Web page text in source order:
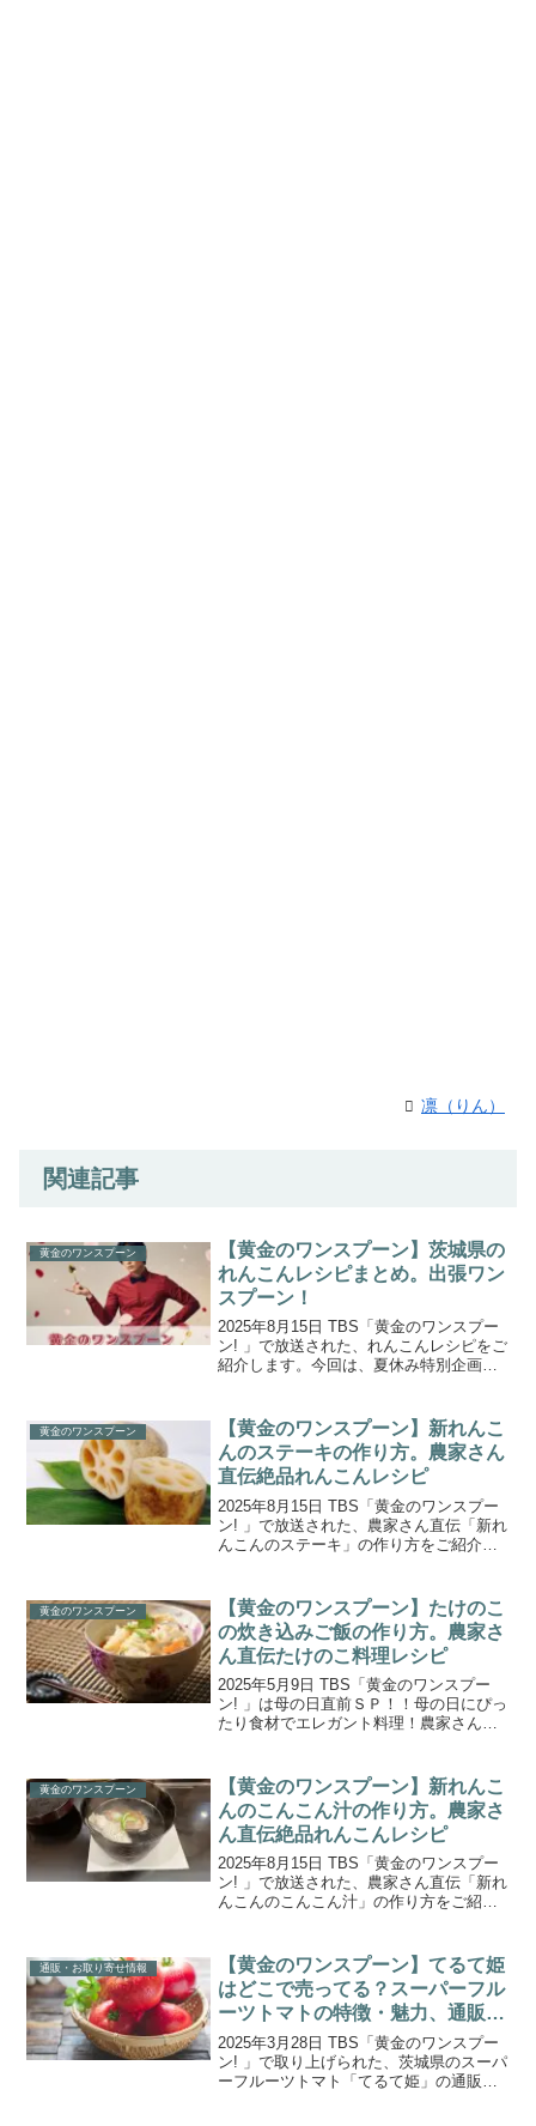
凛（りん）
関連記事
黄金のワンスプーン
【黄金のワンスプーン】茨城県の
れんこんレシピまとめ。出張ワン
スプーン！
2025年8月15日 TBS「黄金のワンスプー
ン! 」で放送された、れんこんレシピをご
紹介します。今回は、夏休み特別企画
トの長野博さん、ファーストサマーウイ
カさんと茨...
黄金のワンスプーン
【黄金のワンスプーン】新れんこ
んのステーキの作り方。農家さん
直伝絶品れんこんレシピ
2025年8月15日 TBS「黄金のワンスプー
ン! 」で放送された、農家さん直伝「新れ
んこんのステーキ」の作り方をご紹介し
トボールアワー後藤さん、ゲストの長野
博さん、...
黄金のワンスプーン
【黄金のワンスプーン】たけのこ
の炊き込みご飯の作り方。農家さ
ん直伝たけのこ料理レシピ
2025年5月9日 TBS「黄金のワンスプー
ン! 」は母の日直前ＳＰ！！母の日にぴっ
たり食材でエレガント料理！農家さん直
が藤本美貴さん、北斗晶さん、土屋アン
ナさんを母の...
黄金のワンスプーン
【黄金のワンスプーン】新れんこ
んのこんこん汁の作り方。農家さ
ん直伝絶品れんこんレシピ
2025年8月15日 TBS「黄金のワンスプー
ン! 」で放送された、農家さん直伝「新れ
んこんのこんこん汁」の作り方をご紹介
ットボールアワー後藤さん、ゲストの長
野博さん...
通販・お取り寄せ情報
【黄金のワンスプーン】てるて姫
はどこで売ってる？スーパーフル
ーツトマトの特徴・魅力、通販お
取り寄せ情報のまとめ
2025年3月28日 TBS「黄金のワンスプー
ン! 」で取り上げられた、茨城県のスーパ
ーフルーツトマト「てるて姫」の通販取